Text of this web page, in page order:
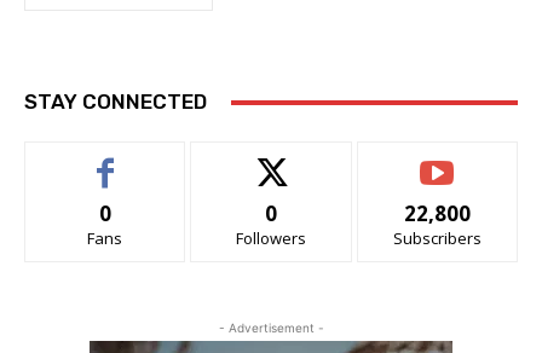
STAY CONNECTED
0
Fans
0
Followers
22,800
Subscribers
- Advertisement -